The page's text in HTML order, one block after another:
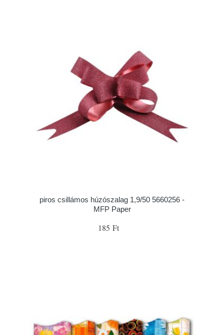
piros csillámos húzószalag 1,9/50 5660256 -
MFP Paper
185 Ft